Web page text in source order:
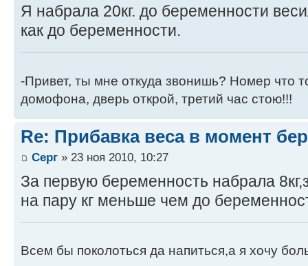
Я набрала 20кг. до беременности
как до беременности.
-Привет, ты мне откуда звонишь? Номер что
домофона, дверь открой, третий час стою!!!
Re: Прибавка веса в момент
Серг » 23 ноя 2010, 10:27
За первую беременность набрала
на пару кг меньше чем до
Всем бы поколоться да напиться,а я хочу